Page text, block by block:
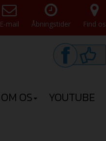
E-mail Åbningstider Find os
OM OS YOUTUBE